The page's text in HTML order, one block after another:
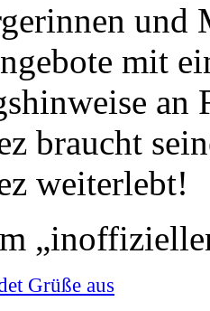
und
mit
an
braucht
weiterlebt!